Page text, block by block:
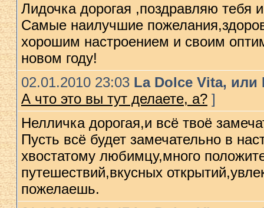
Лидочка дорогая ,поздравляю
Самые наилучшие
хорошим настроением и своим
новом году!
02.01.2010 23:03 La Dolce Vita,
А что это вы тут делаете, а?]
Нелличка дорогая,и всё твоё
Пусть всё будет замечательно в
хвостатому любимцу,много
путешествий,вкусных
пожелаешь.